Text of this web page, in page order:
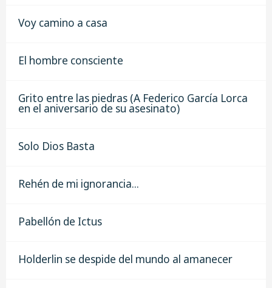
Voy camino a casa
El hombre consciente
Grito entre las piedras (A Federico García Lorca
en el aniversario de su asesinato)
Solo Dios Basta
Rehén de mi ignorancia...
Pabellón de Ictus
Holderlin se despide del mundo al amanecer